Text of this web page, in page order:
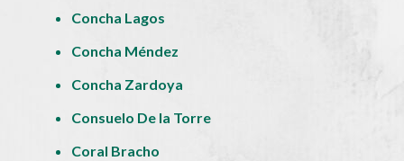
Concha Lagos
Concha Méndez
Concha Zardoya
Consuelo De la Torre
Coral Bracho